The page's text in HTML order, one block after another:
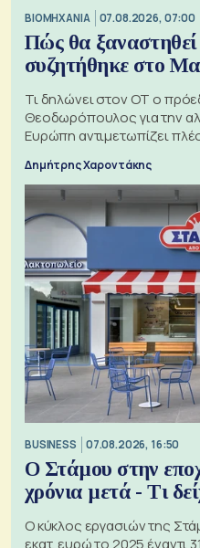
ΒΙΟΜΗΧΑΝΙΑ 07.08.2026, 07:00
Πώς θα ξαναστηθεί
συζητήθηκε στο
Τι δηλώνει στον ΟΤ ο
Θεοδωρόπουλος για την
Ευρώπη αντιμετωπίζει
Δημήτρης Χαροντάκης
BUSINESS 07.08.2026, 16:50
Ο Στάμου στην
χρόνια μετά - Τι
Ο κύκλος εργασιών της
εκατ. ευρώ το 2025 έναντι